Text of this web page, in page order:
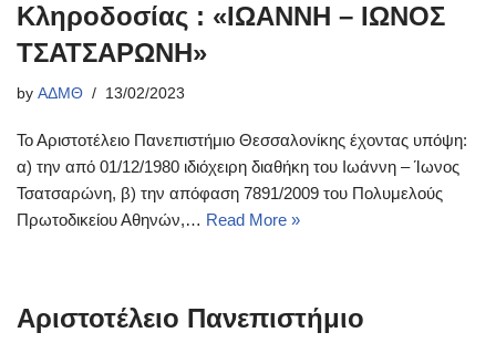
Κληροδοσίας : «ΙΩΑΝΝΗ – ΙΩΝΟΣ
ΤΣΑΤΣΑΡΩΝΗ»
by ΑΔΜΘ 13/02/2023
Το Αριστοτέλειο Πανεπιστήμιο Θεσσαλονίκης έχοντας υπόψη:
α) την από 01/12/1980 ιδιόχειρη διαθήκη του Ιωάννη – Ίωνος
Τσατσαρώνη, β) την απόφαση 7891/2009 του Πολυμελούς
Πρωτοδικείου Αθηνών,… Read More »
Αριστοτέλειο Πανεπιστήμιο